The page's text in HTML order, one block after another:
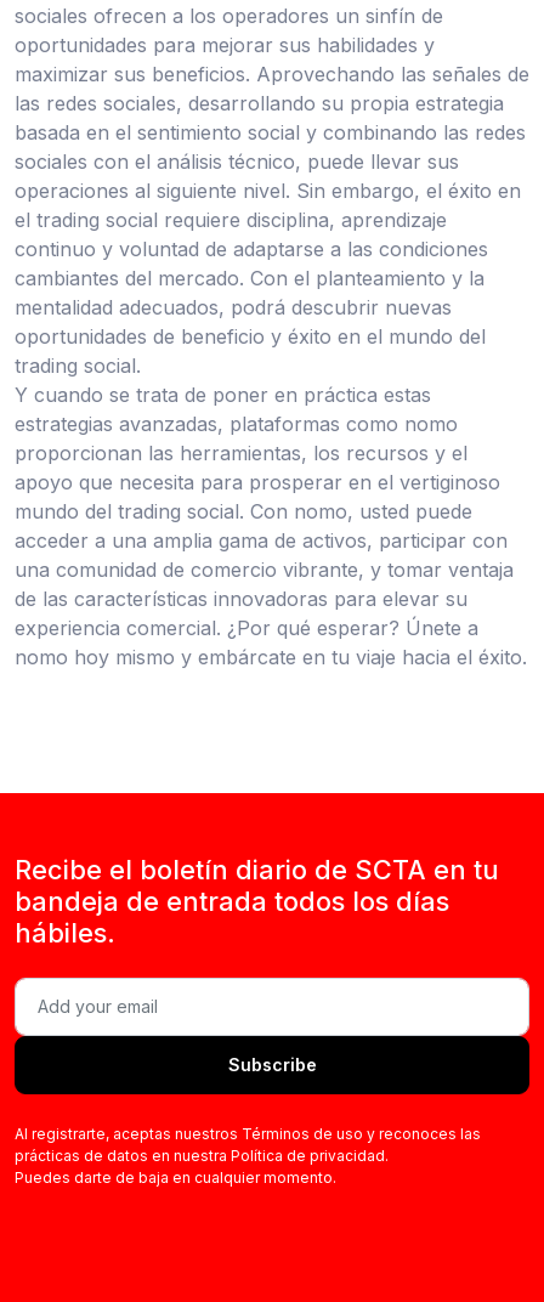
sociales ofrecen a los operadores un sinfín de
oportunidades para mejorar sus habilidades y
maximizar sus beneficios. Aprovechando las señales de
las redes sociales, desarrollando su propia estrategia
basada en el sentimiento social y combinando las redes
sociales con el análisis técnico, puede llevar sus
operaciones al siguiente nivel. Sin embargo, el éxito en
el trading social requiere disciplina, aprendizaje
continuo y voluntad de adaptarse a las condiciones
cambiantes del mercado. Con el planteamiento y la
mentalidad adecuados, podrá descubrir nuevas
oportunidades de beneficio y éxito en el mundo del
trading social.
Y cuando se trata de poner en práctica estas
estrategias avanzadas, plataformas como nomo
proporcionan las herramientas, los recursos y el
apoyo que necesita para prosperar en el vertiginoso
mundo del trading social. Con nomo, usted puede
acceder a una amplia gama de activos, participar con
una comunidad de comercio vibrante, y tomar ventaja
de las características innovadoras para elevar su
experiencia comercial. ¿Por qué esperar? Únete a
nomo hoy mismo y embárcate en tu viaje hacia el éxito.
Recibe el boletín diario de SCTA en tu
bandeja de entrada todos los días
hábiles.
Subscribe
Al registrarte, aceptas nuestros Términos de uso y reconoces las
prácticas de datos en nuestra Política de privacidad.
Puedes darte de baja en cualquier momento.